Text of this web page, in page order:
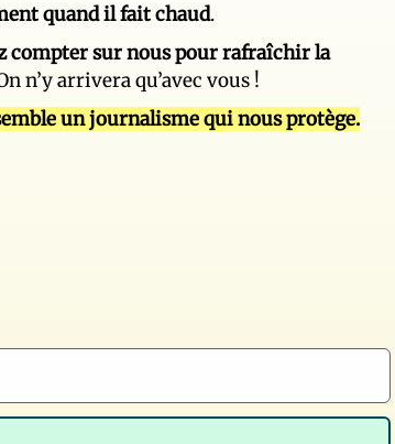
quand il fait chaud.
compter sur nous pour rafraîchir la
n’y arrivera qu’avec vous !
un journalisme qui nous protège.